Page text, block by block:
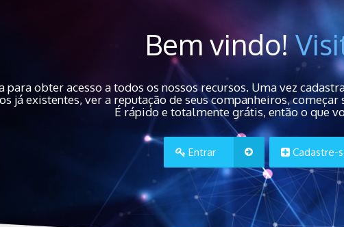
Bem vindo!
para obter acesso a todos os nossos recursos. Uma vez
já existentes, ver a reputação de seus companheiros,
É rápido e totalmente grátis, então o que
Entrar Cadastre-